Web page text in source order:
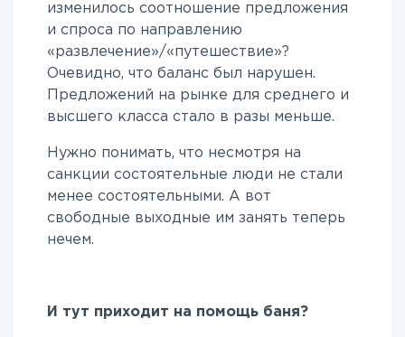
изменилось соотношение предложения
и спроса по направлению
«развлечение»/«путешествие»?
Очевидно, что баланс был нарушен.
Предложений на рынке для среднего и
высшего класса стало в разы меньше.
Нужно понимать, что несмотря на
санкции состоятельные люди не стали
менее состоятельными. А вот
свободные выходные им занять теперь
нечем.
И тут приходит на помощь баня?